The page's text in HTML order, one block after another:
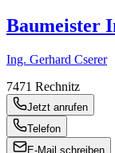
Baumeister
Ing. Gerhard Cserer
7471 Rechnitz
Jetzt anrufen
Telefon
E-Mail schreiben